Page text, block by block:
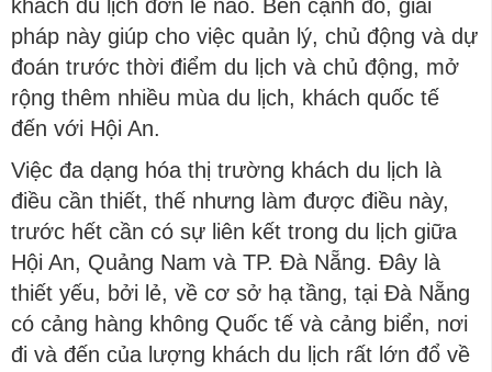
khách du lịch đơn lẻ nào. Bên cạnh đó, giải
pháp này giúp cho việc quản lý, chủ động và dự
đoán trước thời điểm du lịch và chủ động, mở
rộng thêm nhiều mùa du lịch, khách quốc tế
đến với Hội An.
Việc đa dạng hóa thị trường khách du lịch là
điều cần thiết, thế nhưng làm được điều này,
trước hết cần có sự liên kết trong du lịch giữa
Hội An, Quảng Nam và TP. Đà Nẵng. Đây là
thiết yếu, bởi lẻ, về cơ sở hạ tầng, tại Đà Nẵng
có cảng hàng không Quốc tế và cảng biển, nơi
đi và đến của lượng khách du lịch rất lớn đổ về